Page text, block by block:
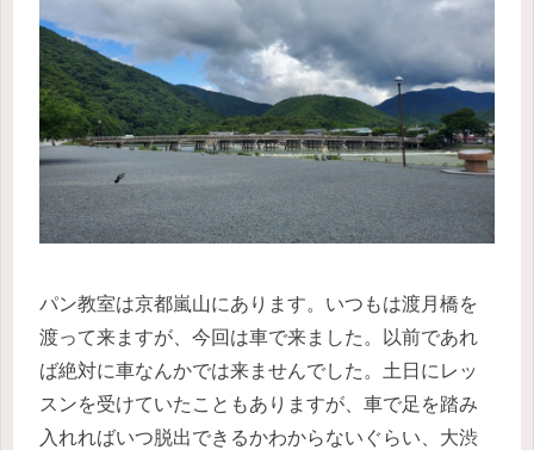
パン教室は京都嵐山にあります。いつもは渡月橋を
渡って来ますが、今回は車で来ました。以前であれ
ば絶対に車なんかでは来ませんでした。土日にレッ
スンを受けていたこともありますが、車で足を踏み
入れればいつ脱出できるかわからないぐらい、大渋